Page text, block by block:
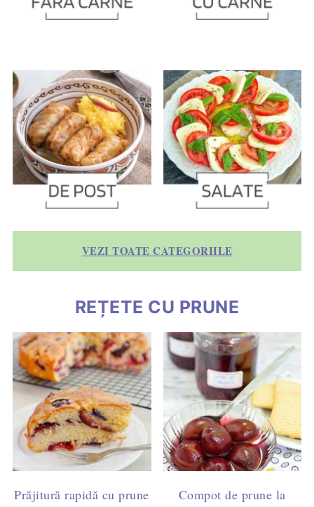
VEZI TOATE CATEGORIILE
REȚETE CU PRUNE
Prăjitură rapidă cu prune
Compot de prune la